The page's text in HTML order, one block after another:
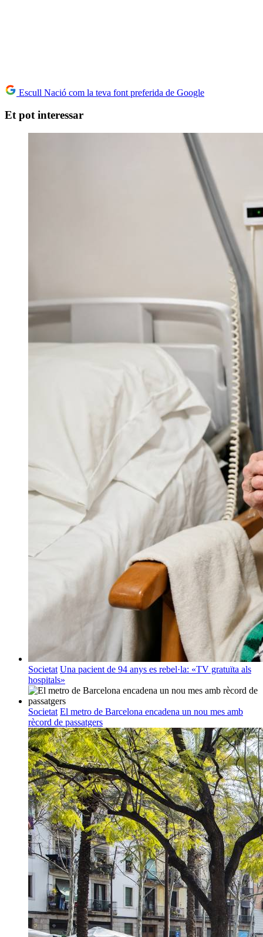
Escull Nació com la teva font preferida de Google
Et pot interessar
Societat Una pacient de 94 anys es rebel·la: «TV gratuïta als
hospitals»
Societat El metro de Barcelona encadena un nou mes amb
rècord de passatgers